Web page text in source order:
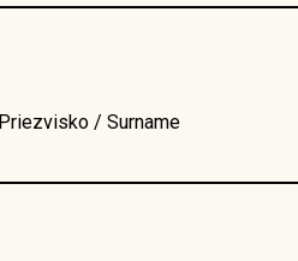
Priezvisko / Surname